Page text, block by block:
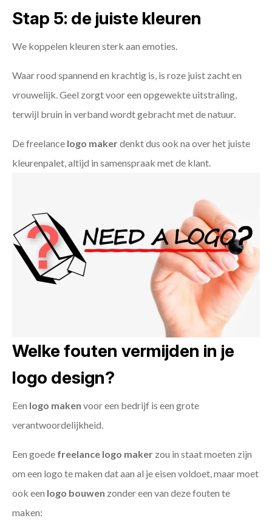
Stap 5: de juiste kleuren
We koppelen kleuren sterk aan emoties.
Waar rood spannend en krachtig is, is roze juist zacht en
vrouwelijk. Geel zorgt voor een opgewekte uitstraling,
terwijl bruin in verband wordt gebracht met de natuur.
De freelance logo makerdenkt dus ook na over het juiste
kleurenpalet, altijd in samenspraak met de klant.
Welke fouten vermijden in je
logo design?
Een logo maken voor een bedrijf is een grote
verantwoordelijkheid.
Een goede freelance logo maker zou in staat moeten zijn
om een logo te maken dat aan al je eisen voldoet, maar moet
ook een logo bouwen zonder een van deze fouten te
maken: